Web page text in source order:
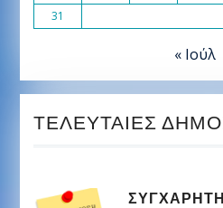
31
« Ιούλ
ΤΕΛΕΥΤΑΊΕΣ